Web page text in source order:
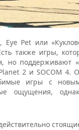
Pet или
также игры,
но поддерживают
2 и SOCOM 4.
игры с
ощущения,